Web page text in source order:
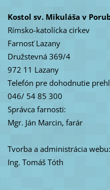
Kostol sv. Mikuláša v
Rímsko-katolícka cirkev
Farnosť Lazany
Družstevná 369/4
972 11 Lazany
Telefón pre dohodnutie
046/ 54 85 300
Správca farnosti:
Mgr. Ján Marcin, farár
Tvorba a administrácia webu:
Ing. Tomáš Tóth